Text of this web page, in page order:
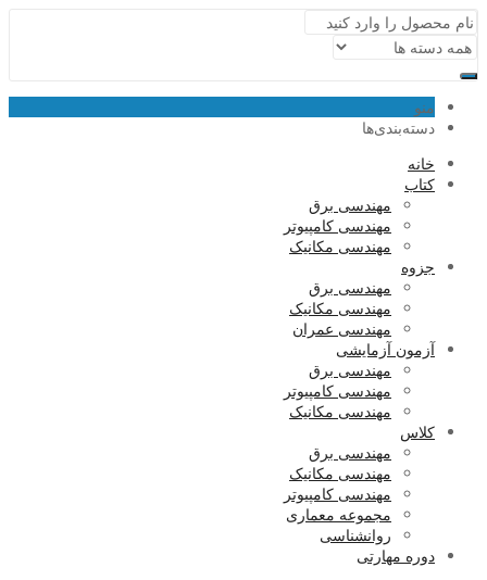
منو
دسته‌بندی‌ها
خانه
کتاب
مهندسی برق
مهندسی کامپیوتر
مهندسی مکانیک
جزوه
مهندسی برق
مهندسی مکانیک
مهندسی عمران
آزمون آزمایشی
مهندسی برق
مهندسی کامپیوتر
مهندسی مکانیک
کلاس
مهندسی برق
مهندسی مکانیک
مهندسی کامپیوتر
مجموعه معماری
روانشناسی
دوره مهارتی